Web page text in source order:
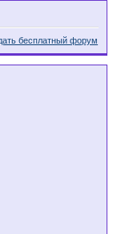
бесплатный форум